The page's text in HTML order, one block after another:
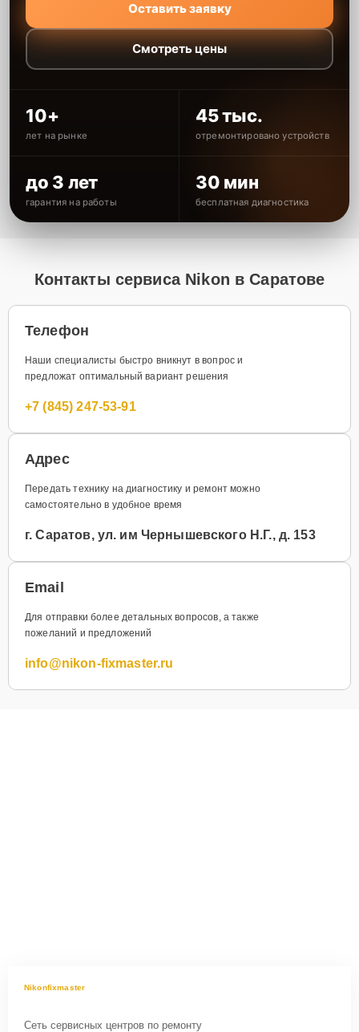
Оставить заявку
Смотреть цены
10+
лет на рынке
45 тыс.
отремонтировано устройств
до 3 лет
гарантия на работы
30 мин
бесплатная диагностика
Контакты сервиса Nikon в Саратове
Телефон
Наши специалисты быстро вникнут в вопрос и
предложат оптимальный вариант решения
+7 (845) 247-53-91
Адрес
Передать технику на диагностику и ремонт можно
самостоятельно в удобное время
г. Саратов, ул. им Чернышевского Н.Г., д. 153
Email
Для отправки более детальных вопросов, а также
пожеланий и предложений
info@nikon-fixmaster.ru
Nikonfixmaster
Сеть сервисных центров по ремонту